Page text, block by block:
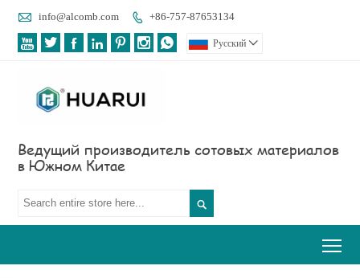
 info@alcomb.com  +86-757-87653134
       Pусский 
Ведущий производитель сотовых материалов
в Южном Китае
